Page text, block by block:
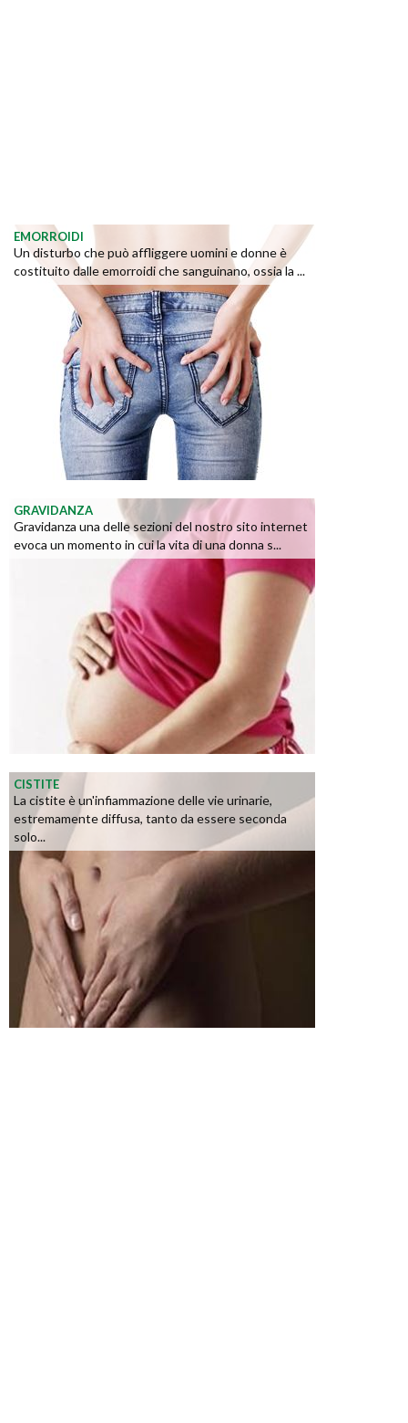
EMORROIDI
Un disturbo che può affliggere uomini e donne è
costituito dalle emorroidi che sanguinano, ossia la ...
GRAVIDANZA
Gravidanza una delle sezioni del nostro sito internet
evoca un momento in cui la vita di una donna s...
CISTITE
La cistite è un'infiammazione delle vie urinarie,
estremamente diffusa, tanto da essere seconda
solo...